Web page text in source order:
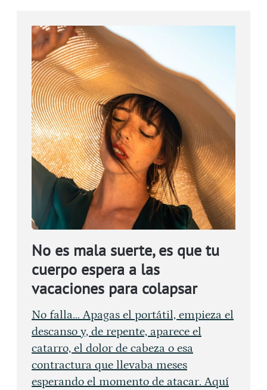
No es mala suerte, es que tu
cuerpo espera a las
vacaciones para colapsar
No falla... Apagas el portátil, empieza el
descanso y, de repente, aparece el
catarro, el dolor de cabeza o esa
contractura que llevaba meses
esperando el momento de atacar. Aquí